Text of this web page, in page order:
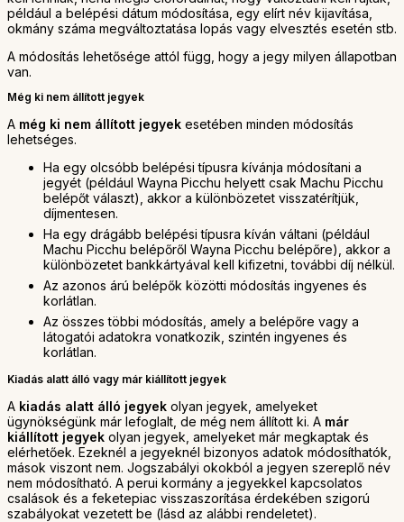
például a belépési dátum módosítása, egy elírt név kijavítása,
okmány száma megváltoztatása lopás vagy elvesztés esetén stb.
A módosítás lehetősége attól függ, hogy a jegy milyen állapotban
van.
Még ki nem állított jegyek
A még ki nem állított jegyek esetében minden módosítás
lehetséges.
Ha egy olcsóbb belépési típusra kívánja módosítani a
jegyét (például Wayna Picchu helyett csak Machu Picchu
belépőt választ), akkor a különbözetet visszatérítjük,
díjmentesen.
Ha egy drágább belépési típusra kíván váltani (például
Machu Picchu belépőről Wayna Picchu belépőre), akkor a
különbözetet bankkártyával kell kifizetni, további díj nélkül.
Az azonos árú belépők közötti módosítás ingyenes és
korlátlan.
Az összes többi módosítás, amely a belépőre vagy a
látogatói adatokra vonatkozik, szintén ingyenes és
korlátlan.
Kiadás alatt álló vagy már kiállított jegyek
A kiadás alatt álló jegyek olyan jegyek, amelyeket
ügynökségünk már lefoglalt, de még nem állított ki. A már
kiállított jegyek olyan jegyek, amelyeket már megkaptak és
elérhetőek. Ezeknél a jegyeknél bizonyos adatok módosíthatók,
mások viszont nem. Jogszabályi okokból a jegyen szereplő név
nem módosítható. A perui kormány a jegyekkel kapcsolatos
csalások és a feketepiac visszaszorítása érdekében szigorú
szabályokat vezetett be (lásd az alábbi rendeletet).